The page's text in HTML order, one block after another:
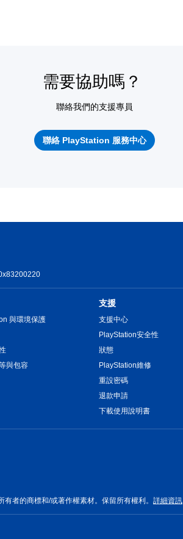
需要協助嗎？
聯絡我們的支援專員
聯絡 PlayStation 服務中心
與環境保護
與包容
支援
支援中心
PlayStation安全性
狀態
PlayStation維修
重設密碼
退款申請
下載使用說明書
者的商標和/或著作權素材。保留所有權利。 詳細資訊